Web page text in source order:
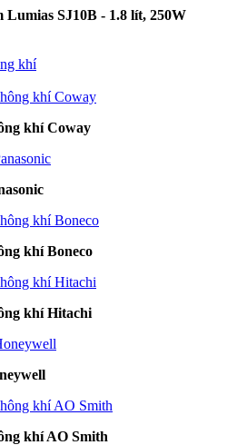
Lumias SJ10B - 1.8 lít, 250W
khí
khí Coway
khí Boneco
khí Hitachi
khí AO Smith